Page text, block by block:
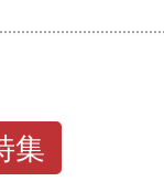
集